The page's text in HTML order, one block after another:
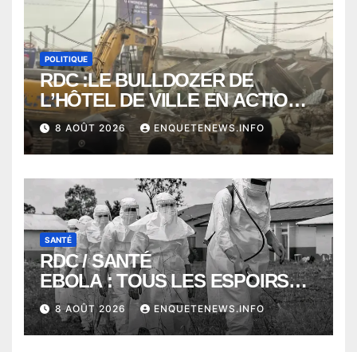
POLITIQUE
RDC :LE BULLDOZER DE
L’HÔTEL DE VILLE EN ACTION
POUR DEGAGER LA VOIE
PUBLIQUE en action DANS LA
COMMUNE DE NGALIEMA
8 AOÛT 2026 ENQUETENEWS.INFO
SANTÉ
RDC / SANTÉ
EBOLA : TOUS LES ESPOIRS
VONT VERS SEPTEMBRE
ALORS QUE L’ÉPIDÉMIE TEND
VERS 2000 DÉCÈS
8 AOÛT 2026 ENQUETENEWS.INFO